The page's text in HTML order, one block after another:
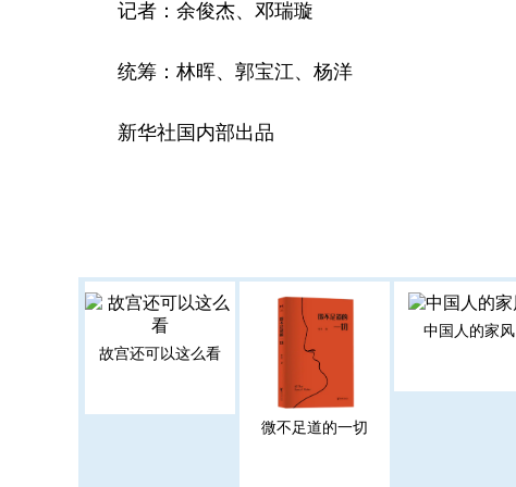
记者：余俊杰、邓瑞璇
统筹：林晖、郭宝江、杨洋
新华社国内部出品
故宫还可以这么看
微不足道的一切
中国人的家风